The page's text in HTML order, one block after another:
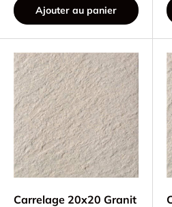
Ajouter au panier
Carrelage 20x20 Granit